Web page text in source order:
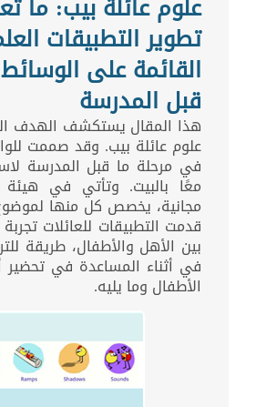
تطوير التطبيقات
القائمة على
قبل المدرسة
هذا المقال يستكشف الهدف
علوم عائلة بيب. وقد صممت
في مرحلة ما قبل المدرسة
معًا بالبيت. وتأتي في هيئة
مجانية، يخصص كل منها
قدمت التطبيقات للعائلات
بين الأهل والأطفال، طريقة
في أثناء المساعدة في تحضير
الأطفال وما يليه.